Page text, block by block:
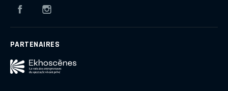
Facebook
PARTENAIRES